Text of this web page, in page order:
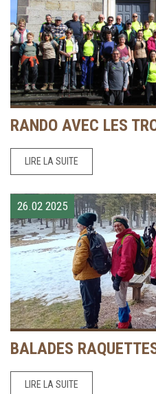
RANDO AVEC LES
LIRE LA SUITE
26.02 2025
BALADES
LIRE LA SUITE